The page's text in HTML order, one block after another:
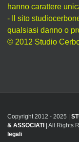
hanno carattere
- Il sito
qualsiasi danno o
© 2012 Studio
Copyright 2012 - 2025 |
& ASSOCIATI
| All Rights
legali